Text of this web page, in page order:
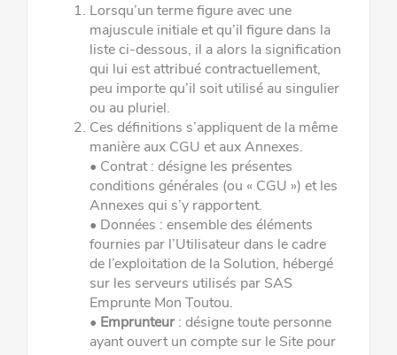
Lorsqu’un terme figure avec une
majuscule initiale et qu’il figure dans la
liste ci-dessous, il a alors la signification
qui lui estattribué contractuellement,
peu importe qu’il soit utilisé au singulier
ou au pluriel.
Ces définitions s’appliquent de la même
manière aux CGU et aux Annexes.
• Contrat : désigne les présentes
conditions générales (ou « CGU ») et les
Annexes qui s’y rapportent.
• Données : ensemble des éléments
fournies par l’Utilisateur dans le cadre
de l’exploitation de la Solution, hébergé
sur les serveurs utilisés par SAS
Emprunte Mon Toutou.
• Emprunteur : désigne toute personne
ayant ouvert un compte sur le Site pour